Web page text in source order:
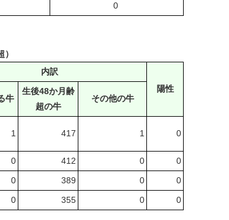
0
内訳
陽性
牛
生後48か月齢
超の牛
その他の牛
1 417 1 0
0 412 0
0
0 389 0
0
0 355 0 0